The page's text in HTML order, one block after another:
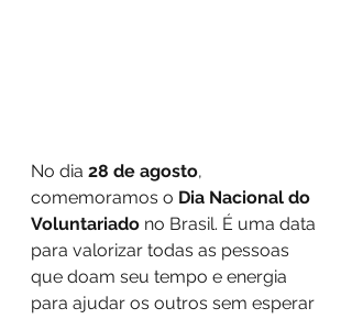
No dia 28 de agosto,
comemoramos o Dia Nacional do
Voluntariado no Brasil. É uma data
para valorizar todas as pessoas
que doam seu tempo e energia
para ajudar os outros sem esperar